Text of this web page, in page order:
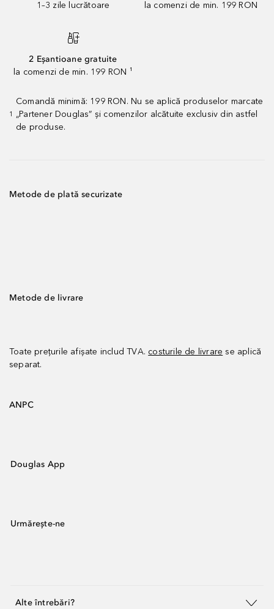
1–3 zile lucrătoare la comenzi de min. 199 RON
2 Eșantioane gratuite
la comenzi de min. 199 RON ¹
1
Comandă minimă: 199 RON. Nu se aplică produselor marcate
„Partener Douglas” și comenzilor alcătuite exclusiv din astfel
de produse.
Metode de plată securizate
Metode de livrare
Toate prețurile afișate includ TVA. costurile de livrare se aplică
separat.
ANPC
Douglas App
Urmărește-ne
Alte întrebări?